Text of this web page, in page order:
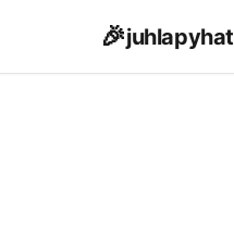
🎉juhlapyhat